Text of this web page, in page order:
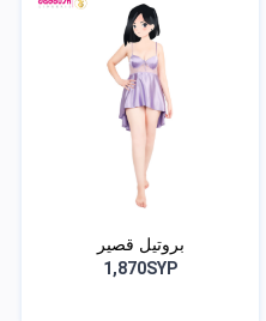
بروتيل قصير
1,870SYP